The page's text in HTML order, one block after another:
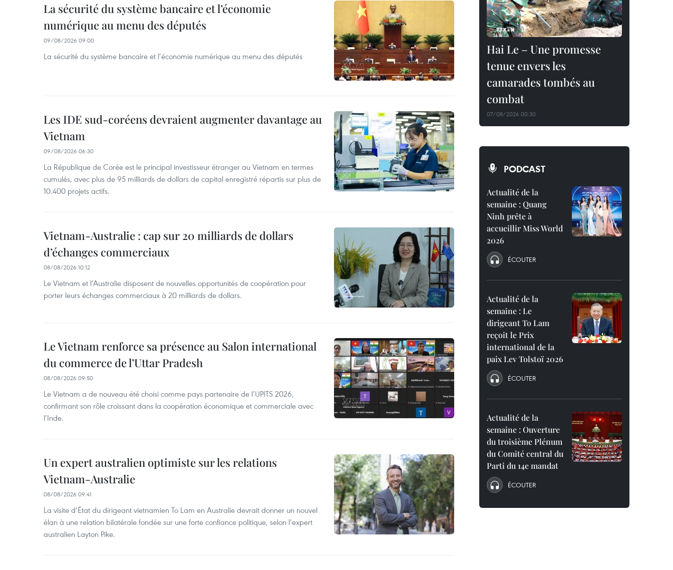
La sécurité du système bancaire et l’économie
numérique au menu des députés
09/08/2026 09:00
La sécurité du système bancaire et l’économie numérique au menu des députés
Les IDE sud-coréens devraient augmenter davantage au
Vietnam
09/08/2026 06:30
La République de Corée est le principal investisseur étranger au Vietnam en termes
cumulés, avec plus de 95 milliards de dollars de capital enregistré répartis sur plus de
10.400 projets actifs.
Vietnam-Australie : cap sur 20 milliards de dollars
d’échanges commerciaux
08/08/2026 10:12
Le Vietnam et l’Australie disposent de nouvelles opportunités de coopération pour
porter leurs échanges commerciaux à 20 milliards de dollars.
Le Vietnam renforce sa présence au Salon international
du commerce de l’Uttar Pradesh
08/08/2026 09:50
Le Vietnam a de nouveau été choisi comme pays partenaire de l’UPITS 2026,
confirmant son rôle croissant dans la coopération économique et commerciale avec
l’Inde.
Un expert australien optimiste sur les relations
Vietnam-Australie
08/08/2026 09:41
La visite d’État du dirigeant vietnamien To Lam en Australie devrait donner un nouvel
élan à une relation bilatérale fondée sur une forte confiance politique, selon l’expert
australien Layton Pike.
Hai Le – Une promesse
tenue envers les
camarades tombés au
combat
07/08/2026 00:30
PODCAST
Actualité de la
semaine : Quang
Ninh prête à
accueillir Miss World
2026
ÉCOUTER
Actualité de la
semaine : Le
dirigeant To Lam
reçoit le Prix
international de la
paix Lev Tolstoï 2026
ÉCOUTER
Actualité de la
semaine : Ouverture
du troisième Plénum
du Comité central du
Parti du 14e mandat
ÉCOUTER